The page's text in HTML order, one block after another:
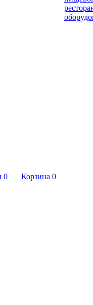
0 Корзина 0